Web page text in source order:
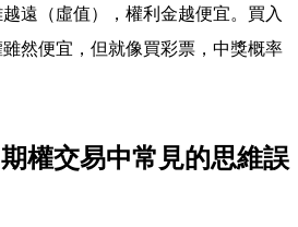
遠（虛值），權利金越便宜。買入
然便宜，但就像買彩票，中獎概率
權交易中常見的思維誤